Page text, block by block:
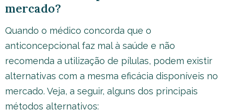
mercado?
Quando o médico concorda que o
anticoncepcional faz mal à saúde e não
recomenda a utilização de pílulas, podem existir
alternativas com a mesma eficácia disponíveis no
mercado. Veja, a seguir, alguns dos principais
métodos alternativos: